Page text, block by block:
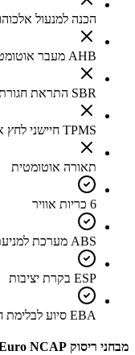
הכנה למנעול
AHB מעבר אוטומטי לאורות גבוהים
SBR התראת חגורת בטיחות
TPMS חיישני לחץ אוויר
תאורה אוטומטית
6 כריות אוויר
ABS מערכת למניעת נעילת גלגלים
ESP בקרת יציבות
EBA סיוע לבלימת חירום
מבחני ריסוק Euro NCAP